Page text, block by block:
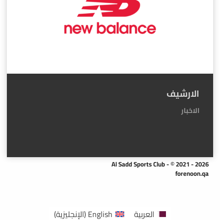
الارشيف
الاخبار
Al Sadd Sports Club - © 2021 - 2026
forenoon.qa
العربية English
(الإنجليزية)